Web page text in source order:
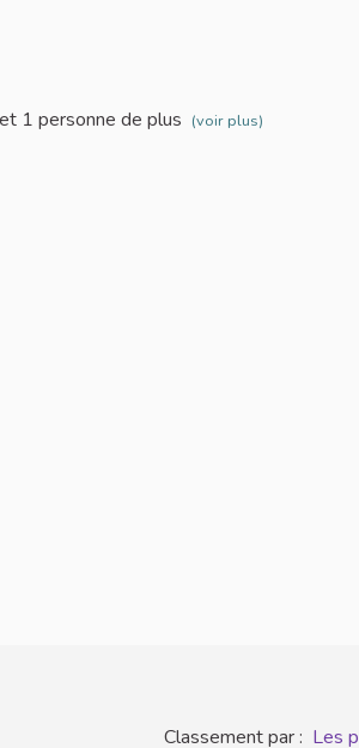
et 1 personne de plus (voir plus)
Classement par : Les